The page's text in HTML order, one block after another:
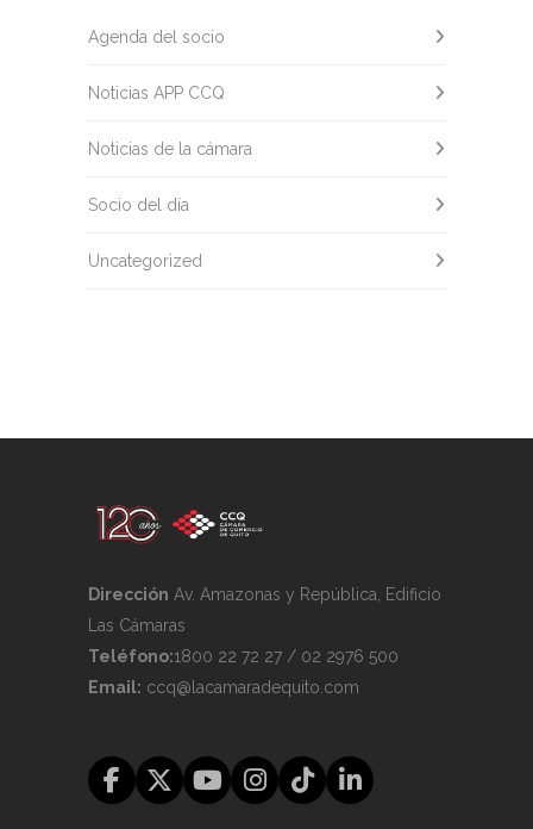
Agenda del socio
Noticias APP CCQ
Noticias de la cámara
Socio del día
Uncategorized
Dirección Av. Amazonas y República, Edificio
Las Cámaras
Teléfono:1800 22 72 27 / 02 2976 500
Email: ccq@lacamaradequito.com